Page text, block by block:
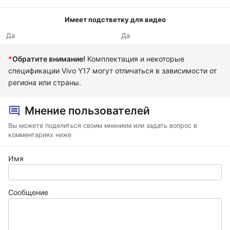
Имеет подстветку для видео
Да
Да
*Обратите внимание! Комплектация и некоторые
спецификации Vivo Y17 могут отличаться в зависимости от
региона или страны.
Мнение пользователей
Вы можете поделиться своим мнением или задать вопрос в
комментариях ниже
Имя
Сообщение